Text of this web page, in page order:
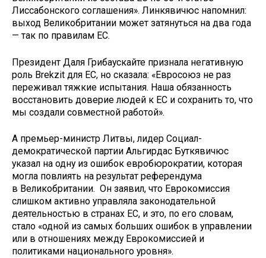
Лиссабонского соглашения». Линкявичюс напомнил:
выход Великобритании может затянуться на два года
— так по правилам ЕС.
Президент Даля Грибаускайте признала негативную
роль Brekzit для ЕС, но сказала: «Евросоюз не раз
переживал тяжкие испытания. Наша обязанность
восстановить доверие людей к ЕС и сохранить то, что
мы создали совместной работой».
А премьер-министр Литвы, лидер Социал-
демократической партии Альгирдас Буткявичюс
указал на одну из ошибок евробюрократии, которая
могла повлиять на результат референдума
в Великобритании. Он заявил, что Еврокомиссия
слишком активно управляла законодательной
деятельностью в странах ЕС, и это, по его словам,
стало «одной из самых больших ошибок в управлении
или в отношениях между Еврокомиссией и
политиками национального уровня».